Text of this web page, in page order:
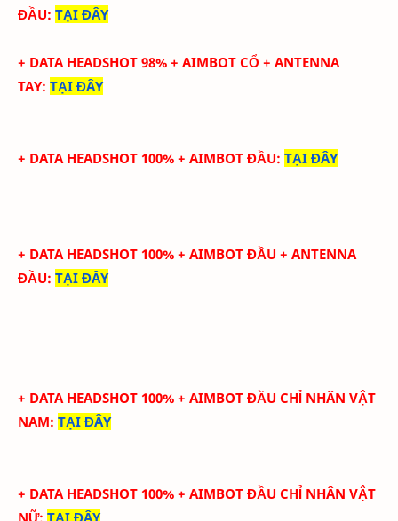
ĐẦU: TẠI ĐÂY
+ DATA HEADSHOT 98% + AIMBOT CỔ + ANTENNA
TAY: TẠI ĐÂY
+ DATA HEADSHOT 100% + AIMBOT ĐẦU: TẠI ĐÂY
+ DATA HEADSHOT 100% + AIMBOT ĐẦU + ANTENNA
ĐẦU: TẠI ĐÂY
+ DATA HEADSHOT 100% + AIMBOT ĐẦU CHỈ NHÂN VẬT
NAM: TẠI ĐÂY
+ DATA HEADSHOT 100% + AIMBOT ĐẦU CHỈ NHÂN VẬT
NỮ: TẠI ĐÂY